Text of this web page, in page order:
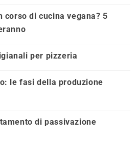
corso di cucina vegana? 5
per pizzeria
le fasi della produzione
di passivazione